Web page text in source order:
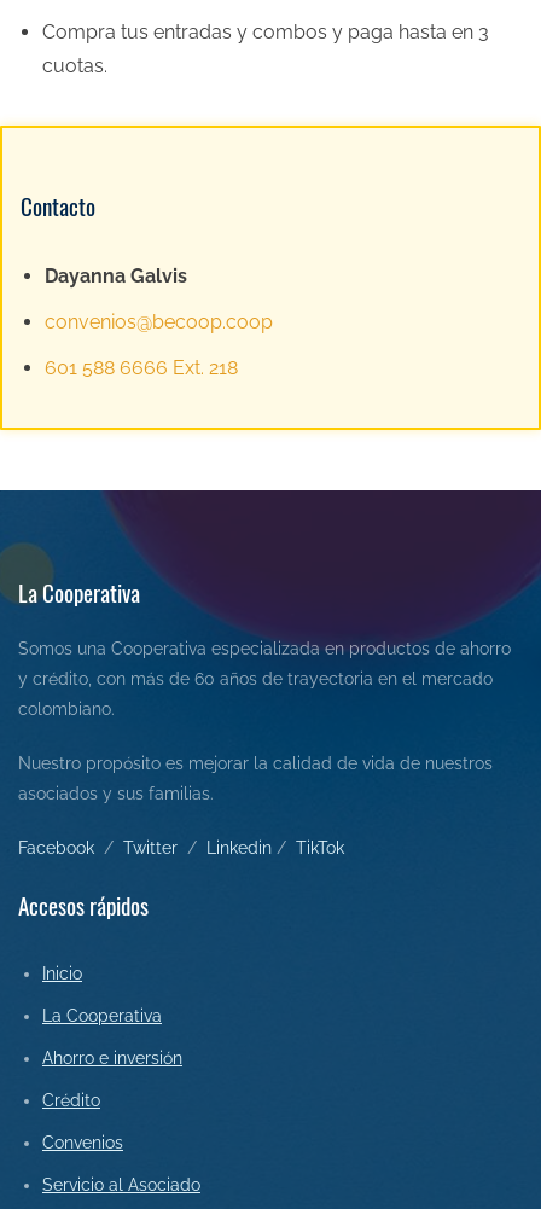
Compra tus entradas y combos y paga hasta en 3
cuotas.
Contacto
Dayanna Galvis
convenios@becoop.coop
601 588 6666 Ext. 218
La Cooperativa
Somos una Cooperativa especializada en productos de ahorro
y crédito, con más de 60 años de trayectoria en el mercado
colombiano.
Nuestro propósito es mejorar la calidad de vida de nuestros
asociados y sus familias.
Facebook / Twitter / Linkedin / TikTok
Accesos rápidos
Inicio
La Cooperativa
Ahorro e inversión
Crédito
Convenios
Servicio al Asociado